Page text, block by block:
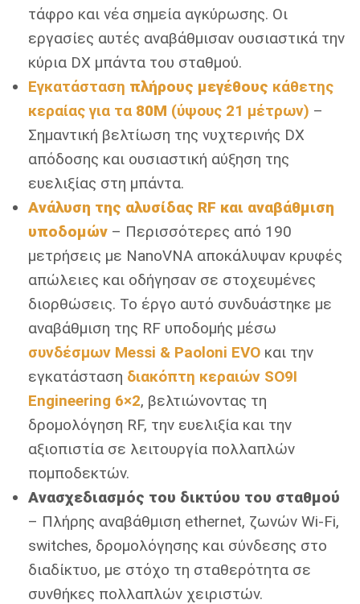
τάφρο και νέα σημεία αγκύρωσης. Οι
εργασίες αυτές αναβάθμισαν ουσιαστικά την
κύρια DX μπάντα του σταθμού.
Εγκατάσταση πλήρους μεγέθους κάθετης
κεραίας για τα 80M (ύψους 21 μέτρων) –
Σημαντική βελτίωση της νυχτερινής DX
απόδοσης και ουσιαστική αύξηση της
ευελιξίας στη μπάντα.
Ανάλυση της αλυσίδας RF και αναβάθμιση
υποδομών – Περισσότερες από 190
μετρήσεις με NanoVNA αποκάλυψαν κρυφές
απώλειες και οδήγησαν σε στοχευμένες
διορθώσεις. Το έργο αυτό συνδυάστηκε με
αναβάθμιση της RF υποδομής μέσω
συνδέσμων Messi & Paoloni EVO και την
εγκατάσταση διακόπτη κεραιών SO9I
Engineering 6×2, βελτιώνοντας τη
δρομολόγηση RF, την ευελιξία και την
αξιοπιστία σε λειτουργία πολλαπλών
πομποδεκτών.
Ανασχεδιασμός του δικτύου του σταθμού
– Πλήρης αναβάθμιση ethernet, ζωνών Wi-Fi,
switches, δρομολόγησης και σύνδεσης στο
διαδίκτυο, με στόχο τη σταθερότητα σε
συνθήκες πολλαπλών χειριστών.